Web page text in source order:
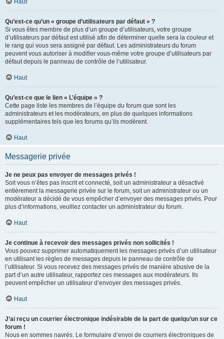
Haut
Qu’est-ce qu’un « groupe d’utilisateurs par défaut » ?
Si vous êtes membre de plus d’un groupe d’utilisateurs, votre groupe
d’utilisateurs par défaut est utilisé afin de déterminer quelle sera la couleur et
le rang qui vous sera assigné par défaut. Les administrateurs du forum
peuvent vous autoriser à modifier vous-même votre groupe d’utilisateurs par
défaut depuis le panneau de contrôle de l’utilisateur.
Haut
Qu’est-ce que le lien « L’équipe » ?
Cette page liste les membres de l’équipe du forum que sont les
administrateurs et les modérateurs, en plus de quelques informations
supplémentaires tels que les forums qu’ils modèrent.
Haut
Messagerie privée
Je ne peux pas envoyer de messages privés !
Soit vous n’êtes pas inscrit et connecté, soit un administrateur a désactivé
entièrement la messagerie privée sur le forum, soit un administrateur ou un
modérateur a décidé de vous empêcher d’envoyer des messages privés. Pour
plus d’informations, veuillez contacter un administrateur du forum.
Haut
Je continue à recevoir des messages privés non sollicités !
Vous pouvez supprimer automatiquement les messages privés d’un utilisateur
en utilisant les règles de messages depuis le panneau de contrôle de
l’utilisateur. Si vous recevez des messages privés de manière abusive de la
part d’un autre utilisateur, rapportez ces messages aux modérateurs. Ils
peuvent empêcher un utilisateur d’envoyer des messages privés.
Haut
J’ai reçu un courrier électronique indésirable de la part de quelqu’un sur ce
forum !
Nous en sommes navrés. Le formulaire d’envoi de courriers électroniques de